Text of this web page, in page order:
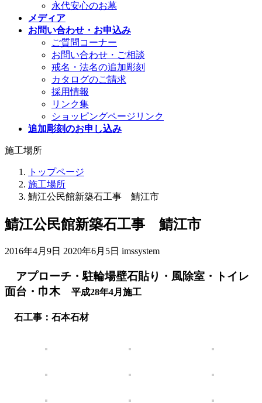
永代安心のお墓
メディア
お問い合わせ・お申込み
ご質問コーナー
お問い合わせ・ご相談
戒名・法名の追加彫刻
カタログのご請求
採用情報
リンク集
ショッピングページリンク
追加彫刻のお申し込み
施工場所
トップページ
施工場所
鯖江公民館新築石工事 鯖江市
鯖江公民館新築石工事 鯖江市
2016年4月9日 最
更
時
2020年6月5日 imssystem
アプローチ・駐輪場壁石貼り・風除室・トイレ
面台・巾木
平成28年4月施工
石工事：石本石材